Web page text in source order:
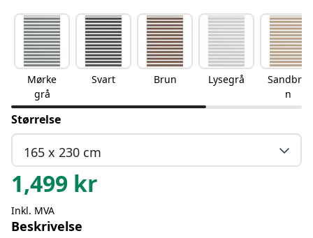
Mørke
grå
Svart Brun Lysegrå
Sandbru
n
Størrelse
165 x 230 cm
1,499 kr
Inkl. MVA
Beskrivelse